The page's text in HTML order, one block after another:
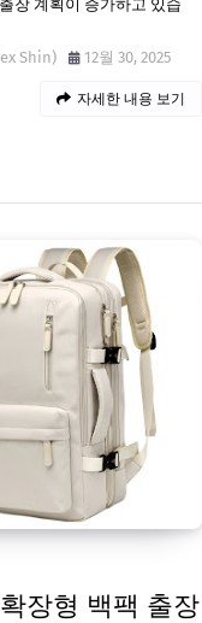
장 계획이 증가하고 있습
Shin)
12월 30, 2025
자세한 내용 보기
장형 백팩 출장